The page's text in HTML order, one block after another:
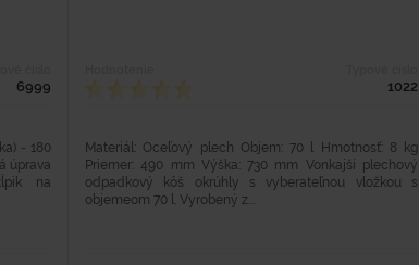
6999
- 180
úprava
na
1022
Materiál: Oceľový plech Objem: 70 l Hmotnosť: 8 kg
Priemer: 490 mm Výška: 730 mm Vonkajší plechový
odpadkový kôš okrúhly s vyberateľnou vložkou s
objemeom 70 l. Vyrobený z...